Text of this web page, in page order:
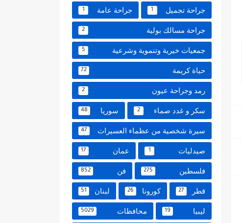
جراحة تجميل 1 جراحة عامة 1
جراحة مسالك بولية 2
جمعيات خيرية وتنموية وشرعية 5
حياة كريمة 72
رمد وجراحة عيون 2
سكر و غدد صماء 2 سوريا 48
سيرة شخصية من عظماء العسيرات 47
صيدليات 1 عمان 17
فلسطين 275 فن 852
قطر 27 كورونا 26 لبنان 51
ليبيا 19 محافظات 5029